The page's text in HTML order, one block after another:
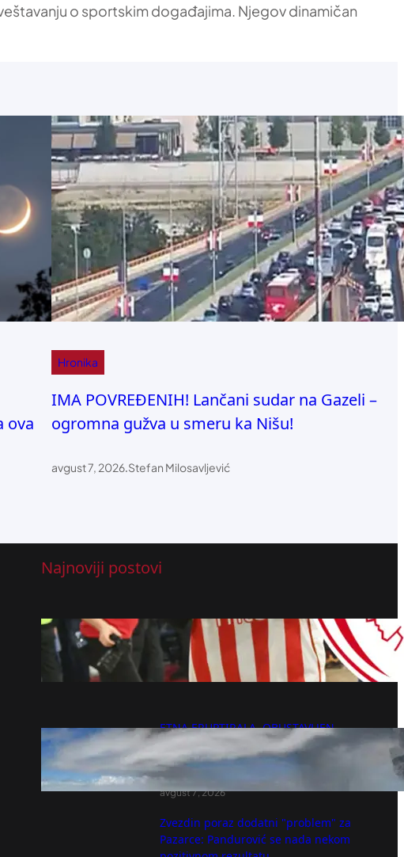
o sportskim događajima. Njegov dinamičan
ova
Hronika
IMA POVREĐENIH! Lančani sudar na Gazeli –
ogromna gužva u smeru ka Nišu!
avgust 7, 2026.Stefan Milosavljević
Najnoviji postovi
Poznata sudbina nigerijskog košarkaša u
Zvezdi
avgust 7, 2026
ETNA ERUPTIRALA, OBUSTAVLJEN
AVIOSAOBRAĆAJ! Oblak vulkanskog
pepela prekrio nebo, fontana lave izlazi
iz kratera!
avgust 7, 2026
Zvezdin poraz dodatni "problem" za
Pazarce: Pandurović se nada nekom